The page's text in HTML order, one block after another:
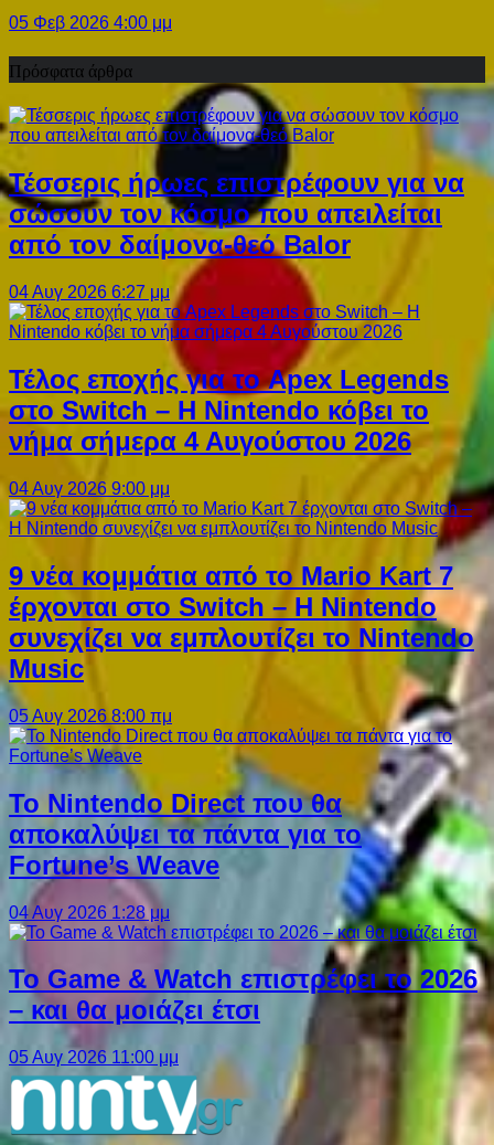
05 Φεβ 2026 4:00 μμ
Πρόσφατα άρθρα
Τέσσερις ήρωες επιστρέφουν για να
σώσουν τον κόσμο που απειλείται
από τον δαίμονα-θεό Balor
04 Αυγ 2026 6:27 μμ
Τέλος εποχής για το Apex Legends
στο Switch – Η Nintendo κόβει το
νήμα σήμερα 4 Αυγούστου 2026
04 Αυγ 2026 9:00 μμ
9 νέα κομμάτια από το Mario Kart 7
έρχονται στο Switch – Η Nintendo
συνεχίζει να εμπλουτίζει το Nintendo
Music
05 Αυγ 2026 8:00 πμ
Το Nintendo Direct που θα
αποκαλύψει τα πάντα για το
Fortune’s Weave
04 Αυγ 2026 1:28 μμ
Το Game & Watch επιστρέφει το 2026
– και θα μοιάζει έτσι
05 Αυγ 2026 11:00 μμ